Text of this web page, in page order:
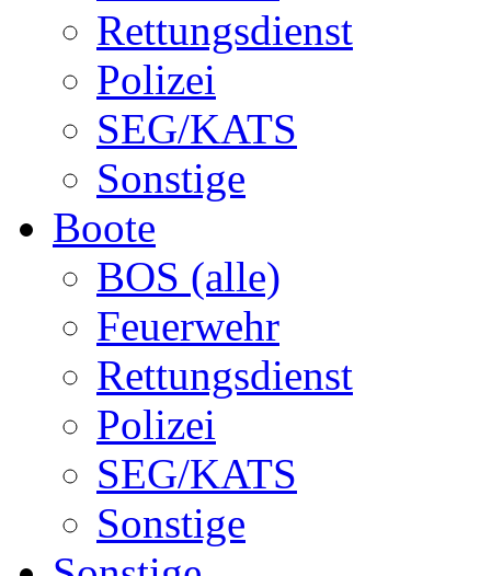
Rettungsdienst
Polizei
SEG/KATS
Sonstige
Boote
BOS (alle)
Feuerwehr
Rettungsdienst
Polizei
SEG/KATS
Sonstige